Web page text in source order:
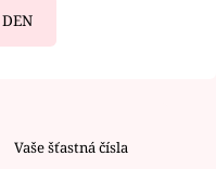
Vaše šťastná čísla